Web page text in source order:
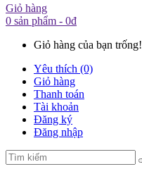
Giỏ hàng
0 sản phẩm - 0đ
Giỏ hàng của bạn trống!
Yêu thích (0)
Giỏ hàng
Thanh toán
Tài khoản
Đăng ký
Đăng nhập